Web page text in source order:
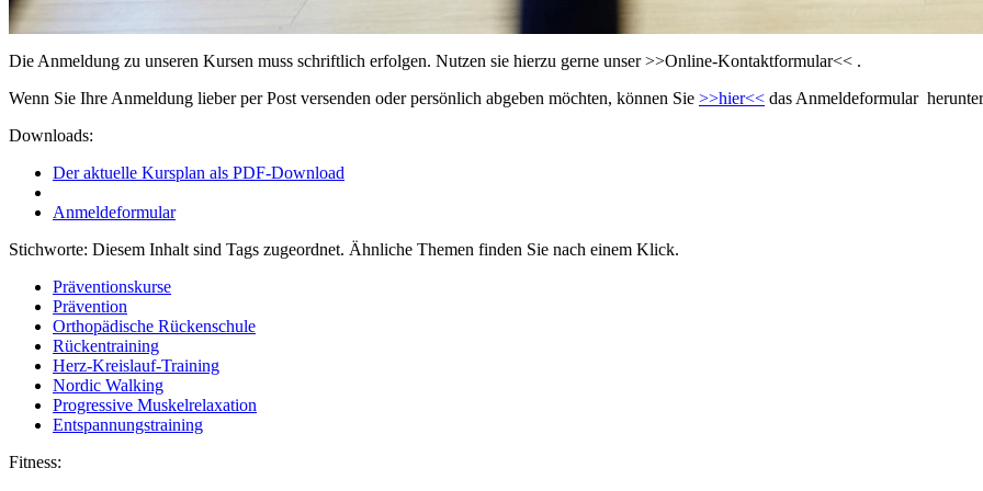
Die Anmeldung zu unseren Kursen muss schriftlich erfolgen. Nutzen sie hierzu gerne unser >>Online-Kontaktformular<< .
Wenn Sie Ihre Anmeldung lieber per Post versenden oder persönlich abgeben möchten, können Sie >>hier<< das Anmeldeformular
Downloads:
Der aktuelle Kursplan als PDF-Download
Anmeldeformular
Stichworte: Diesem Inhalt sind Tags zugeordnet. Ähnliche Themen finden Sie nach einem Klick.
Präventionskurse
Prävention
Orthopädische Rückenschule
Rückentraining
Herz-Kreislauf-Training
Nordic Walking
Progressive Muskelrelaxation
Entspannungstraining
Fitness: